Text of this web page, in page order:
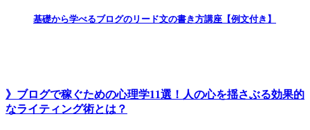
基礎から学べるブログのリード文の書き方講座【例文付き】
》ブログで稼ぐための心理学11選！人の心を揺さぶる効果的
なライティング術とは？